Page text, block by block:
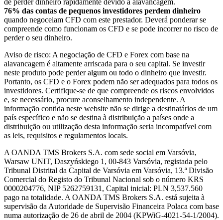
76% das contas de pequenos investidores perdem dinheiro
quando negoceiam CFD com este prestador. Deverá ponderar se
compreende como funcionam os CFD e se pode incorrer no risco de
perder o seu dinheiro.
Aviso de risco: A negociação de CFD e Forex com base na
alavancagem é altamente arriscada para o seu capital. Se investir
neste produto pode perder algum ou todo o dinheiro que investir.
Portanto, os CFD e o Forex podem não ser adequados para todos os
investidores. Certifique-se de que compreende os riscos envolvidos
e, se necessário, procure aconselhamento independente. A
informação contida neste website não se dirige a destinatários de um
país específico e não se destina à distribuição a países onde a
distribuição ou utilização desta informação seria incompatível com
as leis, requisitos e regulamentos locais.
A OANDA TMS Brokers S.A. com sede social em Varsóvia,
Warsaw UNIT, Daszyńskiego 1, 00-843 Varsóvia, registada pelo
Tribunal Distrital da Capital de Varsóvia em Varsóvia, 13.ª Divisão
Comercial do Registo do Tribunal Nacional sob o número KRS
0000204776, NIP 5262759131, Capital inicial: PLN 3,537.560
pago na totalidade. A OANDA TMS Brokers S.A. está sujeita à
supervisão da Autoridade de Supervisão Financeira Polaca com base
numa autorização de 26 de abril de 2004 (KPWiG-4021-54-1/2004).